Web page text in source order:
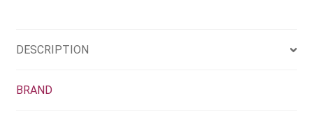
DESCRIPTION
BRAND